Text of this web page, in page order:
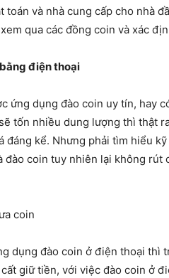
toán và nhà cung cấp cho nhà
qua các đồng coin và xác
điện thoại
ứng dụng đào coin uy tín, hay
tốn nhiều dung lượng thì thật
đáng kể. Nhưng phải tìm hiểu
đào coin tuy nhiên lại không rút
coin
dụng đào coin ở điện thoại thì
giữ tiền, với việc đào coin ở